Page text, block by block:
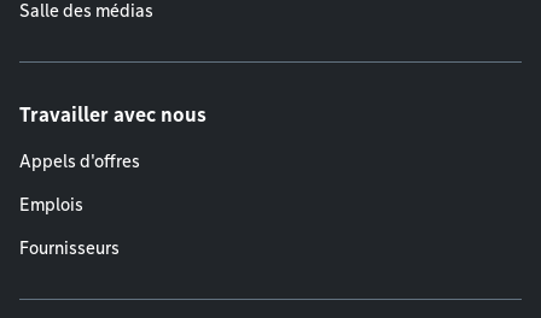
Salle des médias
Travailler avec nous
Appels d'offres
Emplois
Fournisseurs